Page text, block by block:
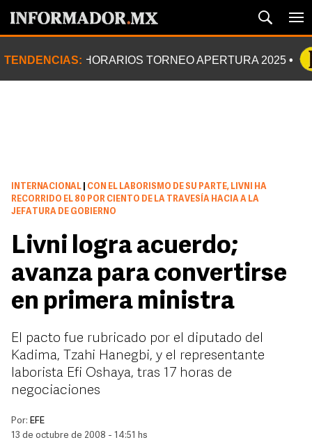
TENDENCIAS: HORARIOS TORNEO APERTURA 2025
INTERNACIONAL
CON EL LABORISMO DE SU PARTE, LIVNI HA
RECORRIDO EL 80 POR CIENTO DE LA TRAVESÍA HACIA A LA
JEFATURA DE GOBIERNO
Livni logra acuerdo;
avanza para convertirse
en primera ministra
El pacto fue rubricado por el diputado del
Kadima, Tzahi Hanegbi, y el representante
laborista Efi Oshaya, tras 17 horas de
negociaciones
Por: EFE
13 de octubre de 2008 - 14:51 hs